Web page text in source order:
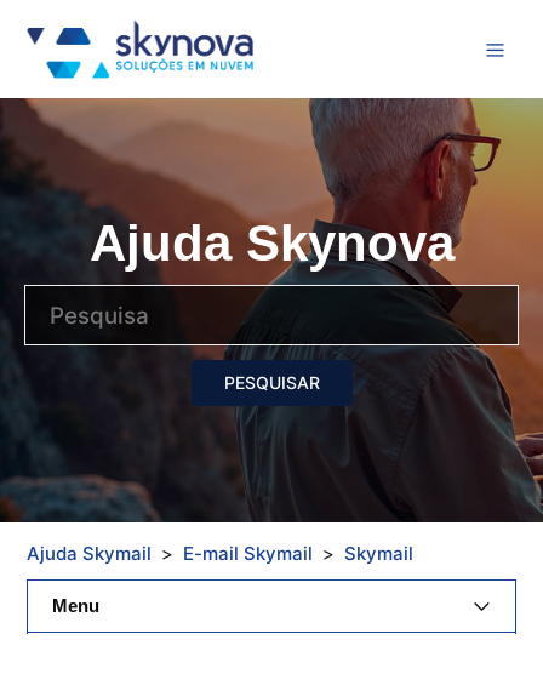
Ajuda Skynova
Ajuda Skymail E-mail Skymail Skymail
Menu